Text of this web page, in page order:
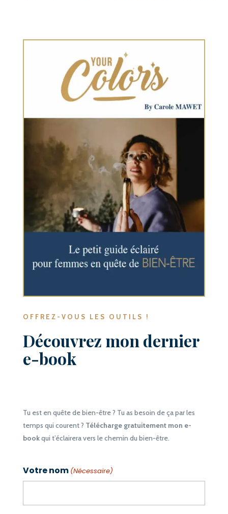
OFFREZ-VOUS LES OUTILS !
Découvrez mon dernier
e-book
Tu est en quête de bien-être ? Tu as besoin de ça par les
temps qui courent ? Télécharge gratuitement mon e-
bookqui t’éclairera vers le chemin du bien-être.
Votre nom (Nécessaire)